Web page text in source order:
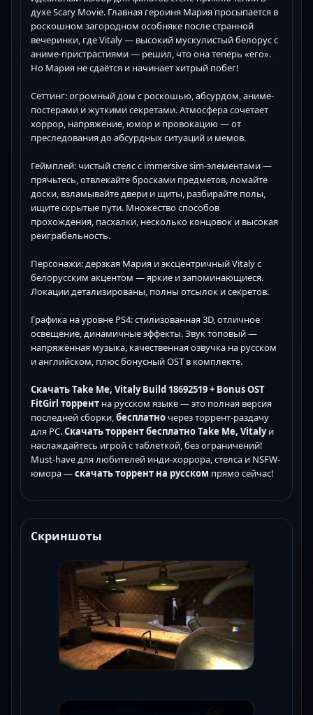
духе Scary Movie. Главная героиня Мария просыпается в
роскошном загородном особняке после странной
вечеринки, где Vitaly — высокий мускулистый белорус с
аниме-пристрастиями — решил, что она теперь «его».
Но Мария не сдаётся и начинает хитрый побег!
Сеттинг: огромный дом с роскошью, абсурдом, аниме-
постерами и жуткими секретами. Атмосфера сочетает
хоррор, напряжение, юмор и провокацию — от
преследования до абсурдных ситуаций и мемов.
Геймплей: чистый стелс с immersive sim-элементами —
прячьтесь, отвлекайте бросками предметов, ломайте
доски, взламывайте двери и щиты, разбирайте полы,
ищите скрытые пути. Множество способов
прохождения, пасхалки, несколько концовок и высокая
реиграбельность.
Персонажи: дерзкая Мария и эксцентричный Vitaly с
белорусским акцентом — яркие и запоминающиеся.
Локации детализированы, полны отсылок и секретов.
Графика на уровне PS4: стилизованная 3D, отличное
освещение, динамичные эффекты. Звук топовый —
напряжённая музыка, качественная озвучка на русском
и английском, плюс бонусный OST в комплекте.
Скачать Take Me, Vitaly Build 18692519 + Bonus OST
FitGirl торрент на русском языке — это полная версия
последней сборки,бесплатно через торрент-раздачу
для PC.Скачать торрент бесплатно Take Me, Vitalyи
наслаждайтесь игрой с таблеткой, без ограничений!
Must-have для любителей инди-хоррора, стелса и NSFW-
юмора —скачать торрент на русском прямо сейчас!
Скриншоты